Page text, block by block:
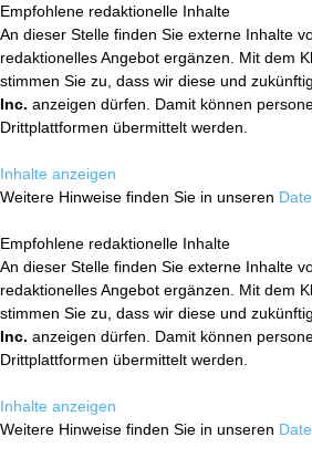
Empfohlene redaktionelle Inhalte
An dieser Stelle finden Sie externe Inhalte
redaktionelles Angebot ergänzen. Mit dem
stimmen Sie zu, dass wir diese und
Inc. anzeigen dürfen. Damit können
Drittplattformen übermittelt werden.
Inhalte anzeigen
Weitere Hinweise finden Sie in unseren
Empfohlene redaktionelle Inhalte
An dieser Stelle finden Sie externe Inhalte
redaktionelles Angebot ergänzen. Mit dem
stimmen Sie zu, dass wir diese und
Inc. anzeigen dürfen. Damit können
Drittplattformen übermittelt werden.
Inhalte anzeigen
Weitere Hinweise finden Sie in unseren